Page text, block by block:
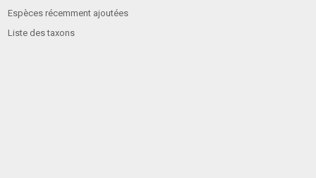
Espèces récemment ajoutées
Liste des taxons